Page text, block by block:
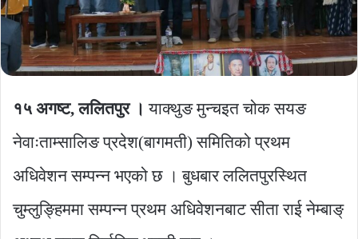
१५ अगष्ट, ललितपुर । याक्थुङ मुन्चइत चोक सयङ
नेवाःताम्सालिङ प्रदेश(बागमती) समितिको प्रथम
अधिवेशन सम्पन्न भएको छ । बुधबार ललितपुरस्थित
चुम्लुङ्हिममा सम्पन्न प्रथम अधिवेशनबाट सीता राई नेम्बाङ्